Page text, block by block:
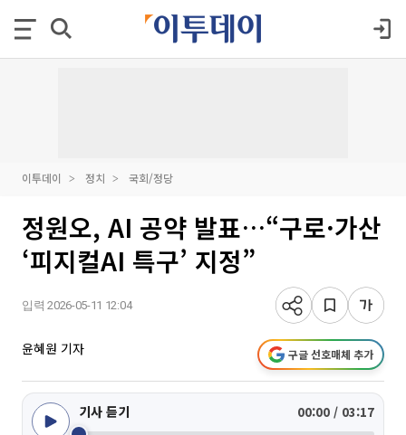
이투데이 정치 국회/정당
정원오, AI 공약 발표…“구로·가산
‘피지컬AI 특구’ 지정”
입력 2026-05-11 12:04
윤혜원 기자 구글 선호매체 추가
기사 듣기 00:00 / 03:17